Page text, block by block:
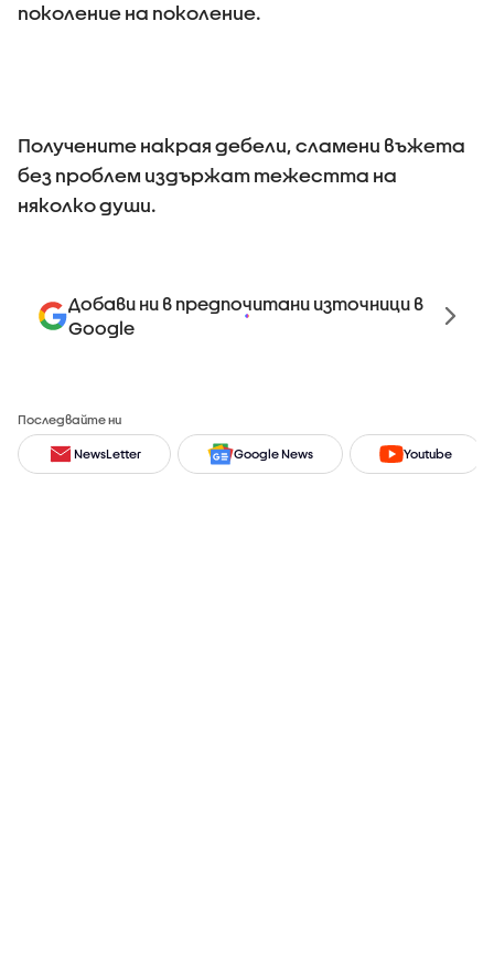
поколение на поколение.
Получените накрая дебели, сламени въжета
без проблем издържат тежестта на
няколко души.
Добави ни в предпочитани източници в
Google
Последвайте ни
NewsLetter Google News Youtube